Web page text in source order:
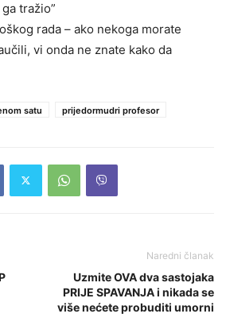
tražio”
rada – ako nekoga morate
vi onda ne znate kako da
satu prijedormudri profesor
Naredni članak
Uzmite OVA dva sastojaka
PRIJE SPAVANJA i nikada se
više nećete probuditi umorni